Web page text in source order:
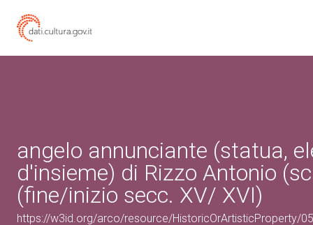
angelo annunciante (statua,
d'insieme) di Rizzo Antonio
(fine/inizio secc. XV/ XVI)
https://w3id.org/arco/resource/HistoricOrArtisticProperty/